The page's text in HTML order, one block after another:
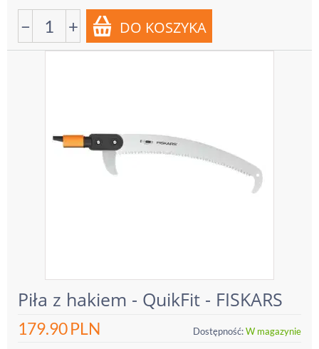
− +
Piła z hakiem - QuikFit - FISKARS
179.90PLN Dostępność:W magazynie